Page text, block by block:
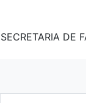
SECRETARIA DE